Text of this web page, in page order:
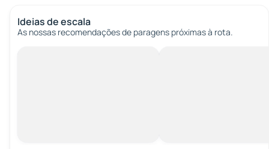
Ideias de escala
As nossas recomendações de paragens próximas à rota.